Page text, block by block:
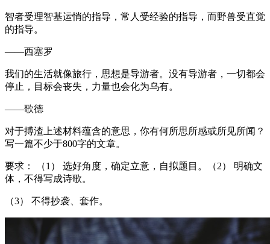
智者受理智基运悄的指导，常人受经验的指导，而野兽受直觉
的指导。
——西塞罗
我们的生活就像旅行，思想是导游者。没有导游者，一切都会
停止，目标会丧失，力量也会化为乌有。
——歌德
对于搏渣上述材料蕴含的意思，你有何所思所感或所见所闻？
写一篇不少于800字的文章。
要求： （1） 选好角度，确定立意，自拟题目。（2） 明确文
体，不得写成诗歌。
（3） 不得抄袭、套作。